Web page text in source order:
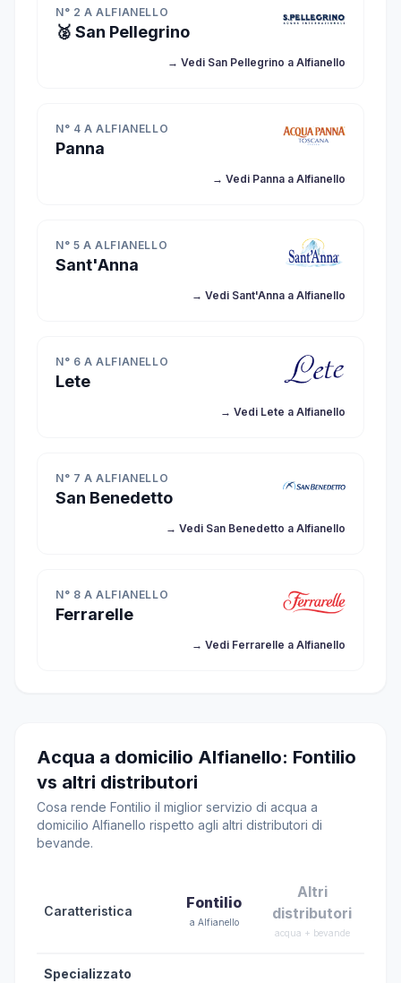
N° 2 A ALFIANELLO
🥈 San Pellegrino
→ Vedi San Pellegrino a Alfianello
N° 4 A ALFIANELLO
Panna
→ Vedi Panna a Alfianello
N° 5 A ALFIANELLO
Sant'Anna
→ Vedi Sant'Anna a Alfianello
N° 6 A ALFIANELLO
Lete
→ Vedi Lete a Alfianello
N° 7 A ALFIANELLO
San Benedetto
→ Vedi San Benedetto a Alfianello
N° 8 A ALFIANELLO
Ferrarelle
→ Vedi Ferrarelle a Alfianello
Acqua a domicilio Alfianello: Fontilio
vs altri distributori
Cosa rende Fontilio il miglior servizio di acqua a
domicilio Alfianello rispetto agli altri distributori di
bevande.
Caratteristica Fontilio
a Alfianello
Altri
distributori
acqua + bevande
Specializzato